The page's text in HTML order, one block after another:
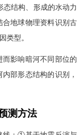
态结构、形成的水动力
地球物理资料识别古
类型。
影响暗河不同部位的
部形态结构的识别，
测方法